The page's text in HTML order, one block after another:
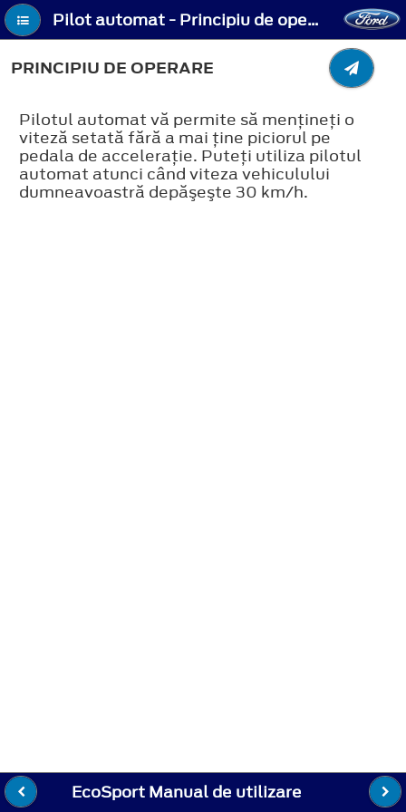
Pilot automat - Principiu de operare
PRINCIPIU DE OPERARE
Pilotul automat vă permite să menţineţi o
viteză setată fără a mai ţine piciorul pe
pedala de acceleraţie. Puteţi utiliza pilotul
automat atunci când viteza vehiculului
dumneavoastră depăşeşte 30 km/h.
EcoSport Manual de utilizare